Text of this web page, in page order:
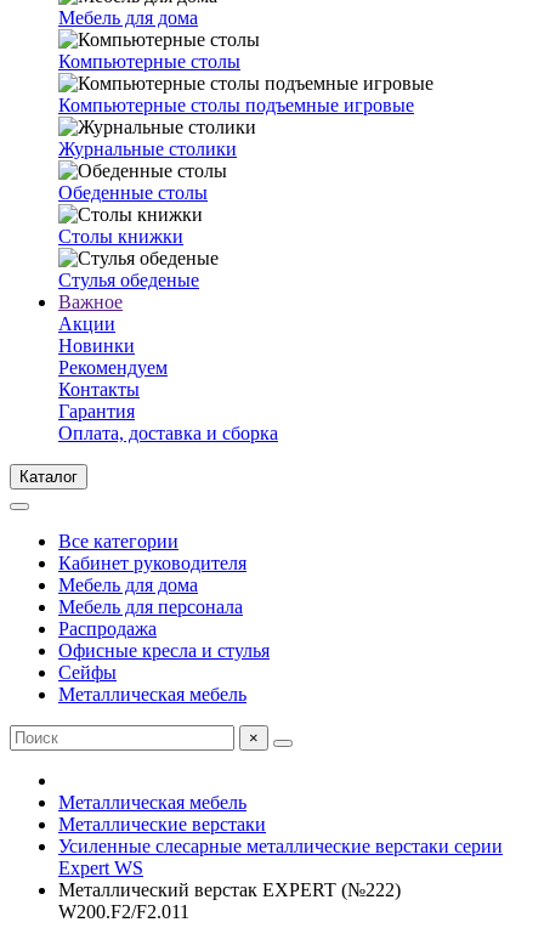
Мебель для дома
Компьютерные столы
Компьютерные столы подъемные игровые
Журнальные столики
Обеденные столы
Столы книжки
Стулья обеденые
Важное
Акции
Новинки
Рекомендуем
Контакты
Гарантия
Оплата, доставка и сборка
Каталог
Все категории
Кабинет руководителя
Мебель для дома
Мебель для персонала
Распродажа
Офисные кресла и стулья
Сейфы
Металлическая мебель
×
Металлическая мебель
Металлические верстаки
Усиленные слесарные металлические верстаки серии
Expert WS
Металлический верстак EXPERT (№222)
W200.F2/F2.011